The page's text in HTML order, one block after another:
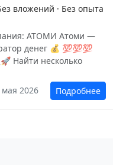
вложений · Без опыта
АТОМИ Атоми —
денег 💰 💯💯💯
Найти несколько
мая 2026
Подробнее